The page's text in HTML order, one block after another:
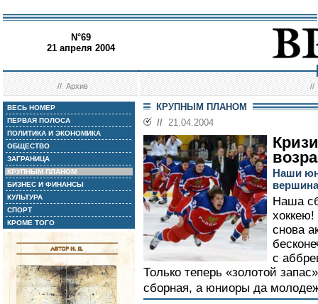
N°69
21 апреля 2004
//Архив //
ВЕСЬ НОМЕР
ПЕРВАЯ ПОЛОСА
ПОЛИТИКА И ЭКОНОМИКА
ОБЩЕСТВО
ЗАГРАНИЦА
КРУПНЫМ ПЛАНОМ
БИЗНЕС И ФИНАНСЫ
КУЛЬТУРА
СПОРТ
КРОМЕ ТОГО
КРУПНЫМ ПЛАНОМ
// 21.04.2004
Наши
Наша
снова
с
Только теперь «золотой
сборная, а юниоры да